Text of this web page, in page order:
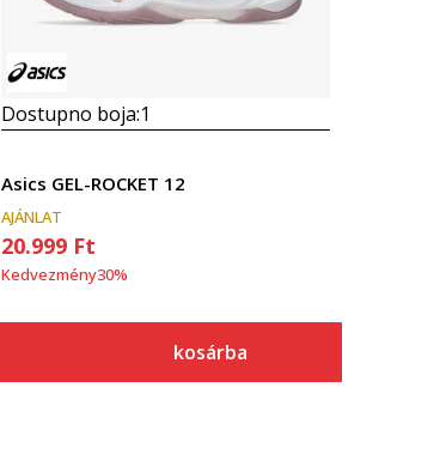
Dostupno boja:1
Asics GEL-ROCKET 12
AJÁNLAT
20.999 Ft
Kedvezmény30%
kosárba